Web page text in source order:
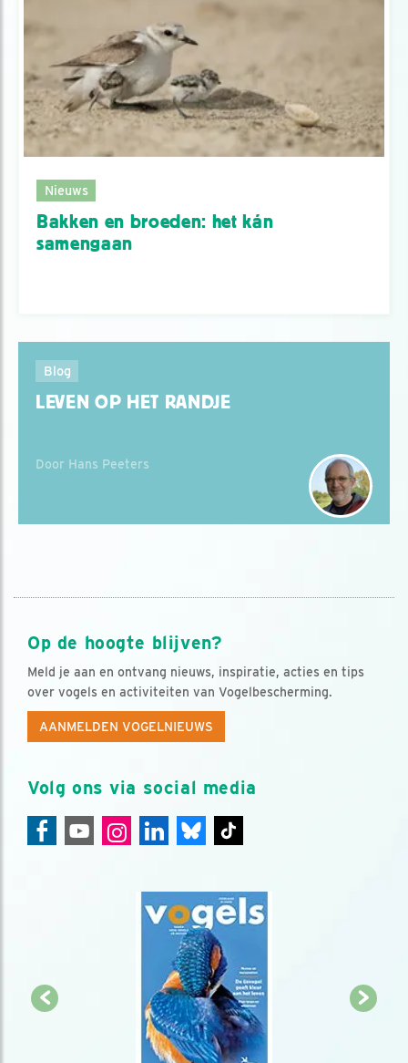
Nieuws
Bakken en broeden: het kán
samengaan
Blog
LEVEN OP HET RANDJE
Door Hans Peeters
Op de hoogte blijven?
Meld je aan en ontvang nieuws, inspiratie, acties en tips
over vogels en activiteiten van Vogelbescherming.
AANMELDEN VOGELNIEUWS
Volg ons via social media